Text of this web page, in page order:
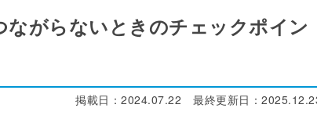
がらないときのチェックポイン
最終更新日：
掲載日： 2024.07.22